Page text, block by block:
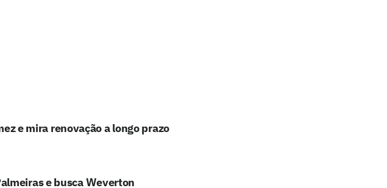
e mira renovação a longo prazo
e busca Weverton